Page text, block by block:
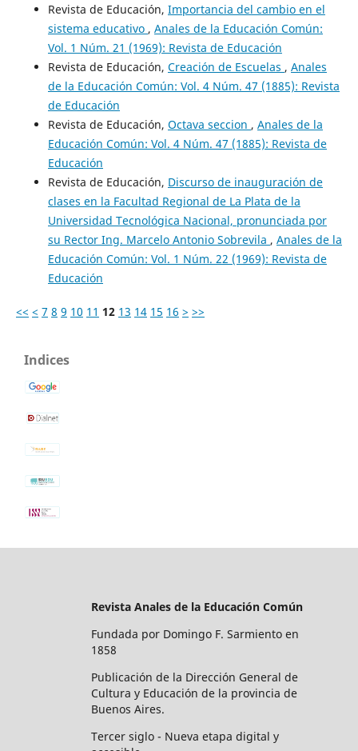
Revista de Educación, Importancia del cambio en el
sistema educativo , Anales de la Educación Común:
Vol. 1 Núm. 21 (1969): Revista de Educación
Revista de Educación, Creación de Escuelas , Anales
de la Educación Común: Vol. 4 Núm. 47 (1885): Revista
de Educación
Revista de Educación, Octava seccion , Anales de la
Educación Común: Vol. 4 Núm. 47 (1885): Revista de
Educación
Revista de Educación, Discurso de inauguración de
clases en la Facultad Regional de La Plata de la
Universidad Tecnológica Nacional, pronunciada por
su Rector Ing. Marcelo Antonio Sobrevila , Anales de la
Educación Común: Vol. 1 Núm. 22 (1969): Revista de
Educación
<< < 7 8 9 10 11 12 13 14 15 16 > >>
Indices
Revista Anales de la Educación Común
Fundada por Domingo F. Sarmiento en
1858
Publicación de la Dirección General de
Cultura y Educación de la provincia de
Buenos Aires.
Tercer siglo - Nueva etapa digital y